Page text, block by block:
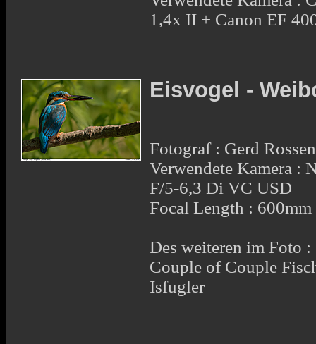
1,4x II + Canon EF
Eisvogel -
Fotograf : Gerd Rossen
Verwendete Kamera :
F/5-6,3 Di VC USD
Focal Length : 600mm
Des weiteren im Foto :
Couple of Couple
Isfugler